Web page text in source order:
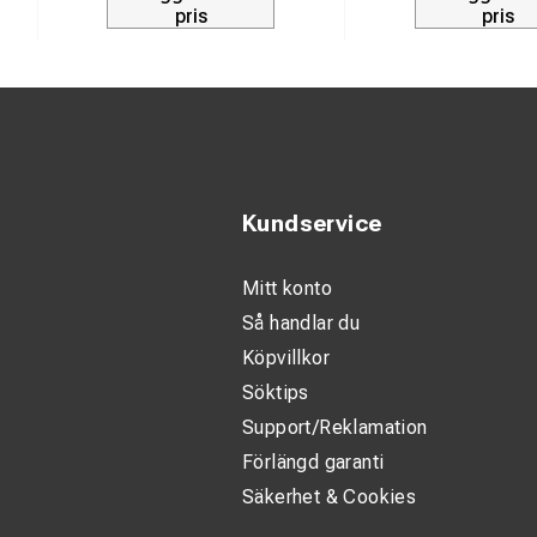
pris
pris
Kundservice
Mitt konto
Så handlar du
Köpvillkor
Söktips
Support/Reklamation
Förlängd garanti
Säkerhet & Cookies